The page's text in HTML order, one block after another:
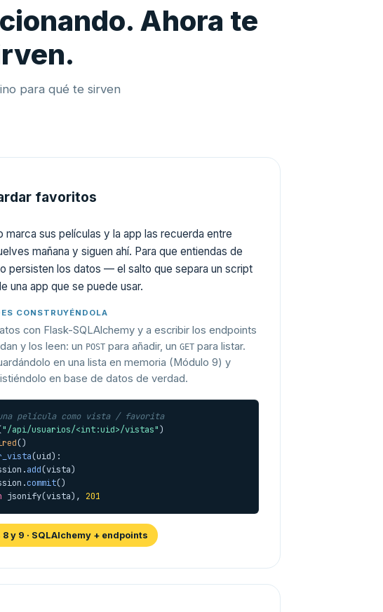
Ahora te
para qué te sirven
favoritos
marca sus películas y la app las recuerda entre
mañana y siguen ahí. Para que entiendas de
persisten los datos — el salto que separa un script
una app que se puede usar.
CONSTRUYÉNDOLA
con Flask-SQLAlchemy y a escribir los endpoints
y los leen: un POST para añadir, un GET para listar.
en una lista en memoria (Módulo 9) y
en base de datos de verdad.
película como vista / favorita
"/api/usuarios/<int:uid>/vistas"
(uid):
add(vista)
commit()
jsonify(vista), 201
y 9 · SQLAlchemy + endpoints